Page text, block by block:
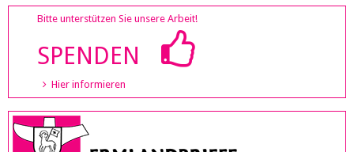
Bitte unterstützen Sie unsere Arbeit!
SPENDEN
Hier informieren